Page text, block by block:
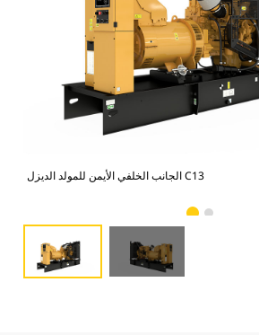
الجانب الخلفي الأيمن للمولد الديزل C13